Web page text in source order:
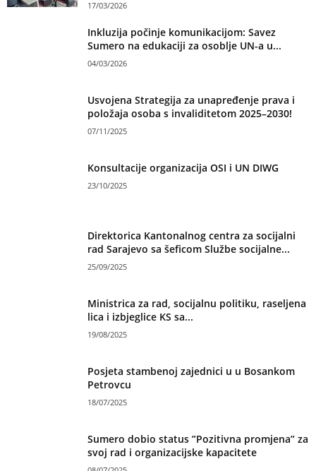
17/03/2026
Inkluzija počinje komunikacijom: Savez
Sumero na edukaciji za osoblje UN-a u...
04/03/2026
Usvojena Strategija za unapređenje prava i
položaja osoba s invaliditetom 2025–2030!
07/11/2025
Konsultacije organizacija OSI i UN DIWG
23/10/2025
Direktorica Kantonalnog centra za socijalni
rad Sarajevo sa šeficom Službe socijalne...
25/09/2025
Ministrica za rad, socijalnu politiku, raseljena
lica i izbjeglice KS sa...
19/08/2025
Posjeta stambenoj zajednici u u Bosankom
Petrovcu
18/07/2025
Sumero dobio status ”Pozitivna promjena” za
svoj rad i organizacijske kapacitete